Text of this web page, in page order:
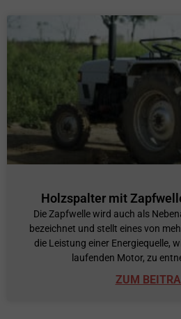
Holzspalter mit
Die Zapfwelle wird auch als
bezeichnet und stellt eines von
die Leistung einer Energiequelle,
laufenden Motor, zu
ZUM